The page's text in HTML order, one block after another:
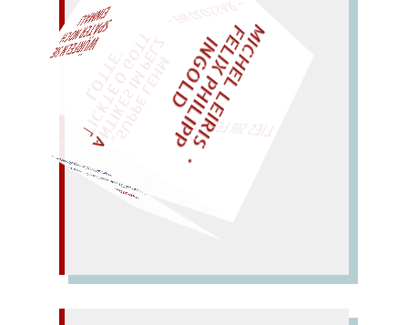
„
S
U
P
P
E
L
E
H
M
A
N
T
I
K
E
S
I
M
P
E
L
Z
T
I
C
K
T
E
O
G
O
T
T
L
O
T
T
E
MAST
Sa
mt,
Da
mast; aber: Stamm
sa
mt Ast! (siehe Samt).
M
I
C
H
E
L
L
E
I
R
I
S
・
F
E
L
I
X
P
H
I
L
I
P
P
I
N
G
O
L
DLIES SIR LEIRIS LEIS
AL!